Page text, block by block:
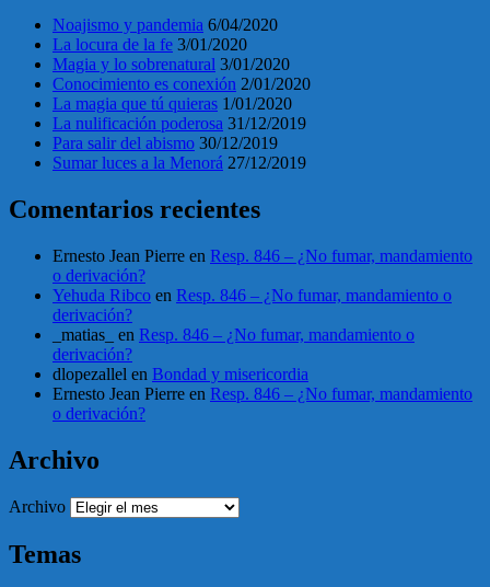
Noajismo y pandemia 6/04/2020
La locura de la fe 3/01/2020
Magia y lo sobrenatural 3/01/2020
Conocimiento es conexión 2/01/2020
La magia que tú quieras 1/01/2020
La nulificación poderosa 31/12/2019
Para salir del abismo 30/12/2019
Sumar luces a la Menorá 27/12/2019
Comentarios recientes
Ernesto Jean Pierre en Resp. 846 – ¿No fumar, mandamiento
o derivación?
Yehuda Ribco en Resp. 846 – ¿No fumar, mandamiento o
derivación?
_matias_
en Resp. 846 – ¿No fumar, mandamiento o
derivación?
dlopezallel en Bondad y misericordia
Ernesto Jean Pierre en Resp. 846 – ¿No fumar, mandamiento
o derivación?
Archivo
Archivo
Temas